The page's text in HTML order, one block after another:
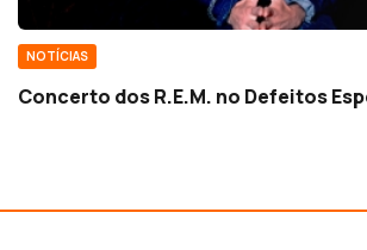
NOTÍCIAS
Concerto dos R.E.M. no Defeitos